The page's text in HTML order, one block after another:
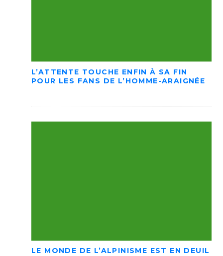
L’ATTENTE TOUCHE ENFIN À SA FIN
POUR LES FANS DE L’HOMME-ARAIGNÉE
LE MONDE DE L’ALPINISME EST EN DEUIL